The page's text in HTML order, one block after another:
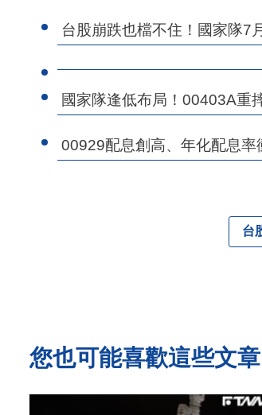
台股崩跌也檔不住！國家隊
國家隊逢低布局！00403A
00929配息創高、年化配息
台
您也可能喜歡這些文章